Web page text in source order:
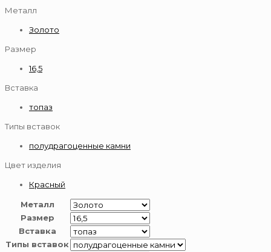
Металл
Золото
Размер
16,5
Вставка
топаз
Типы вставок
полудрагоценные камни
Цвет изделия
Красный
Металл
Размер
Вставка
Типы вставок